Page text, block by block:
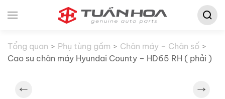
Tìm
Tổng quan
Phụ tùng gầm
Chân máy – Chân số
Cao su chân máy Hyundai County – HD65 RH ( phải )